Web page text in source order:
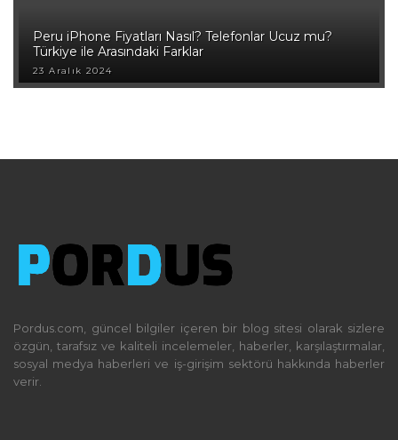
Peru iPhone Fiyatları Nasıl? Telefonlar Ucuz mu?
Türkiye ile Arasındaki Farklar
23 Aralık 2024
Pordus.com, güncel bilgiler içeren bir blog sitesi olarak sizlere
özgün, tarafsız ve kaliteli incelemeler, haberler, karşılaştırmalar,
sosyal medya haberleri ve iş-girişim sektörü hakkında haberler
verir.